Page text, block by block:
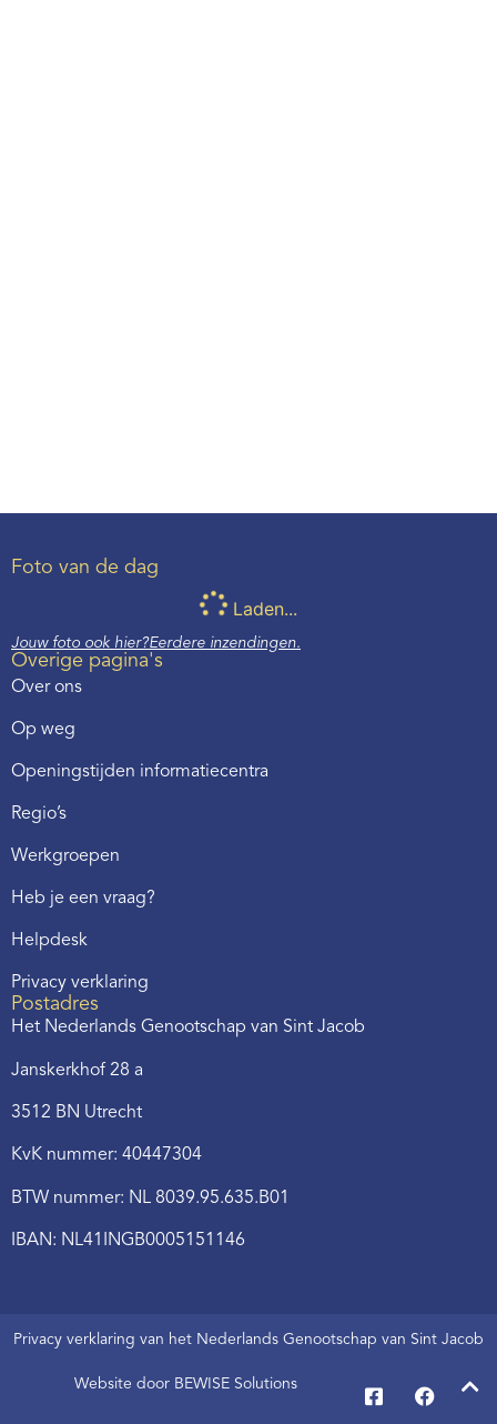
Foto van de dag
Laden...
Jouw foto ook hier?Eerdere inzendingen.
Overige pagina's
Over ons
Op weg
Openingstijden informatiecentra
Regio’s
Werkgroepen
Heb je een vraag?
Helpdesk
Privacy verklaring
Postadres
Het Nederlands Genootschap van Sint Jacob
Janskerkhof 28 a
3512 BN Utrecht
KvK nummer: 40447304
BTW nummer: NL 8039.95.635.B01
IBAN: NL41INGB0005151146
Privacy verklaring van het Nederlands Genootschap van Sint Jacob
Website door BEWISE Solutions